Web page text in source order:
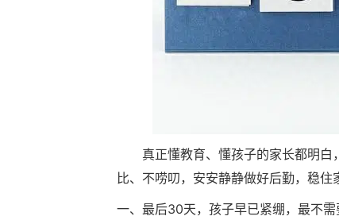
真正懂教育、懂孩子的家长都明
比、不唠叨，安安静静做好后勤，稳住
一、最后30天，孩子早已紧绷，最不需